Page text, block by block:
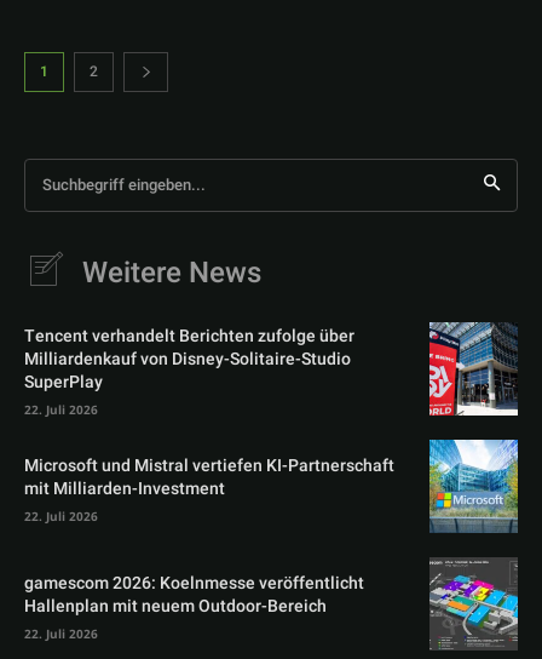
1 2
Suchbegriff eingeben...
Weitere News
Tencent verhandelt Berichten zufolge über
Milliardenkauf von Disney-Solitaire-Studio
SuperPlay
22. Juli 2026
Microsoft und Mistral vertiefen KI-Partnerschaft
mit Milliarden-Investment
22. Juli 2026
gamescom 2026: Koelnmesse veröffentlicht
Hallenplan mit neuem Outdoor-Bereich
22. Juli 2026